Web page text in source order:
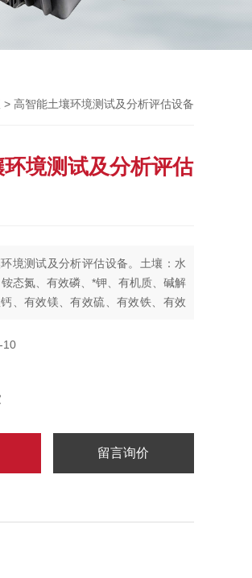
> 高智能土壤环境测试及分析评估设备
境测试及分析评估
境测试及分析评估设备。土壤：水
态氮、有效磷、*钾、有机质、碱解
、有效镁、有效硫、有效铁、有效
展肥料：氮、磷、钾、有机质、腐
10
留言询价